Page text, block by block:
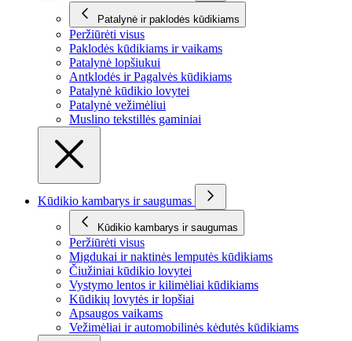
Patalynė ir paklodės kūdikiams
Peržiūrėti visus
Paklodės kūdikiams ir vaikams
Patalynė lopšiukui
Antklodės ir Pagalvės kūdikiams
Patalynė kūdikio lovytei
Patalynė vežimėliui
Muslino tekstillės gaminiai
Kūdikio kambarys ir saugumas
Kūdikio kambarys ir saugumas
Peržiūrėti visus
Migdukai ir naktinės lemputės kūdikiams
Čiužiniai kūdikio lovytei
Vystymo lentos ir kilimėliai kūdikiams
Kūdikių lovytės ir lopšiai
Apsaugos vaikams
Vežimėliai ir automobilinės kėdutės kūdikiams